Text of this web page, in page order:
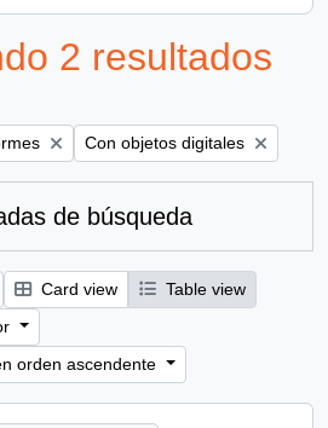
2 resultados
filter: Remove filter:
Con objetos digitales
de búsqueda
Card view
Table view
orden ascendente